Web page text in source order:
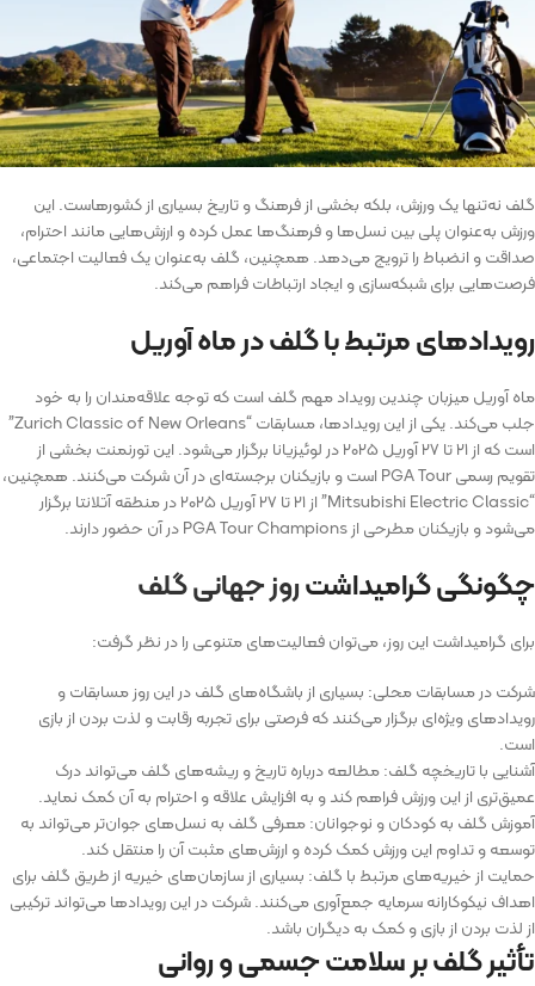
گلف نه‌تنها یک ورزش، بلکه بخشی از فرهنگ و تاریخ بسیاری از کشورهاست. این
ورزش به‌عنوان پلی بین نسل‌ها و فرهنگ‌ها عمل کرده و ارزش‌هایی مانند احترام،
صداقت و انضباط را ترویج می‌دهد. همچنین، گلف به‌عنوان یک فعالیت اجتماعی،
فرصت‌هایی برای شبکه‌سازی و ایجاد ارتباطات فراهم می‌کند.
رویدادهای مرتبط با گلف در ماه آوریل
ماه آوریل میزبان چندین رویداد مهم گلف است که توجه علاقه‌مندان را به خود
جلب می‌کند. یکی از این رویدادها، مسابقات “Zurich Classic of New Orleans”
است که از ۲۱ تا ۲۷ آوریل ۲۰۲۵ در لوئیزیانا برگزار می‌شود. این تورنمنت بخشی از
تقویم رسمی PGA Tour است و بازیکنان برجسته‌ای در آن شرکت می‌کنند. همچنین،
“Mitsubishi Electric Classic” از ۲۱ تا ۲۷ آوریل ۲۰۲۵ در منطقه آتلانتا برگزار
می‌شود و بازیکنان مطرحی از PGA Tour Champions در آن حضور دارند.
چگونگی گرامیداشتروز جهانی گلف
برای گرامیداشت این روز، می‌توان فعالیت‌های متنوعی را در نظر گرفت:
شرکت در مسابقات محلی: بسیاری از باشگاه‌های گلف در این روز مسابقات و
رویدادهای ویژه‌ای برگزار می‌کنند که فرصتی برای تجربه رقابت و لذت بردن از بازی
است.
آشنایی با تاریخچه گلف: مطالعه درباره تاریخ و ریشه‌های گلف می‌تواند درک
عمیق‌تری از این ورزش فراهم کند و به افزایش علاقه و احترام به آن کمک نماید.
آموزش گلف به کودکان و نوجوانان: معرفی گلف به نسل‌های جوان‌تر می‌تواند به
توسعه و تداوم این ورزش کمک کرده و ارزش‌های مثبت آن را منتقل کند.
حمایت از خیریه‌های مرتبط با گلف: بسیاری از سازمان‌های خیریه از طریق گلف برای
اهداف نیکوکارانه سرمایه جمع‌آوری می‌کنند. شرکت در این رویدادها می‌تواند ترکیبی
از لذت بردن از بازی و کمک به دیگران باشد.
تأثیر گلف بر سلامت جسمی و روانی